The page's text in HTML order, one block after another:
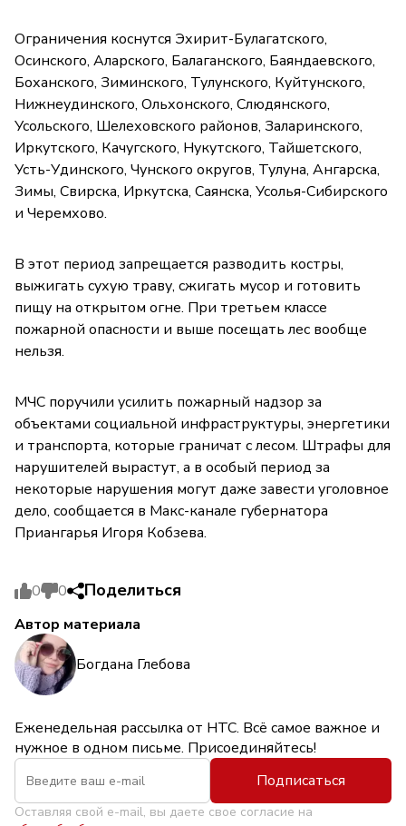
Ограничения коснутся Эхирит-Булагатского,
Осинского, Аларского, Балаганского, Баяндаевского,
Боханского, Зиминского, Тулунского, Куйтунского,
Нижнеудинского, Ольхонского, Слюдянского,
Усольского, Шелеховского районов, Заларинского,
Иркутского, Качугского, Нукутского, Тайшетского,
Усть-Удинского, Чунского округов, Тулуна, Ангарска,
Зимы, Свирска, Иркутска, Саянска, Усолья-Сибирского
и Черемхово.
В этот период запрещается разводить костры,
выжигать сухую траву, сжигать мусор и готовить
пищу на открытом огне. При третьем классе
пожарной опасности и выше посещать лес вообще
нельзя.
МЧС поручили усилить пожарный надзор за
объектами социальной инфраструктуры, энергетики
и транспорта, которые граничат с лесом. Штрафы для
нарушителей вырастут, а в особый период за
некоторые нарушения могут даже завести уголовное
дело, сообщается в Макс-канале губернатора
Приангарья Игоря Кобзева.
0 0 Поделиться
Автор материала
Богдана Глебова
Еженедельная рассылка от НТС. Всё самое важное и
нужное в одном письме. Присоединяйтесь!
Подписаться
Оставляя свой e-mail, вы даете свое согласие на